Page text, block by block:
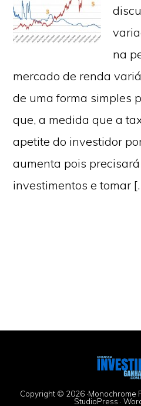
na
mercado de renda
de uma forma simples
que, a medida que a
apetite do investidor
aumenta pois
investimentos e tomar
Copyright © 2026 ·Monochrome
StudioPress ·